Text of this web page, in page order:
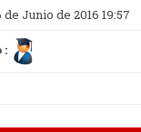
Junio de 2016 19:57
: